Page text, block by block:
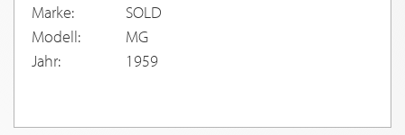
Marke:
SOLD
Modell:
MG
Jahr:
1959